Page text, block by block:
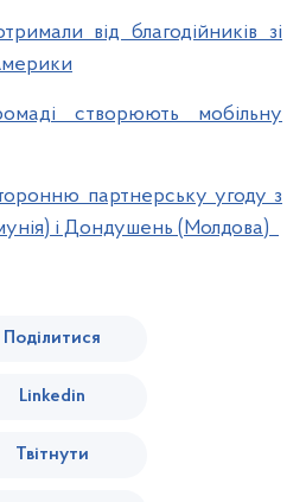
від благодійників зі
створюють мобільну
партнерську угоду з
і Дондушень (Молдова)
Поділитися
Linkedin
Твітнути